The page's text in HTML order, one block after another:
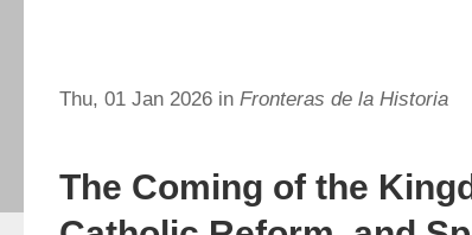
Thu, 01 Jan 2026 in Fronteras de la Historia
The Coming of the